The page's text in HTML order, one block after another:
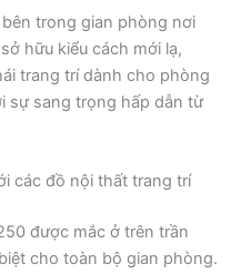
trong gian phòng nơi
hữu kiểu cách mới lạ,
trang trí dành cho phòng
sự sang trọng hấp dẫn từ
các đồ nội thất trang trí
được mắc ở trên trần
cho toàn bộ gian phòng.